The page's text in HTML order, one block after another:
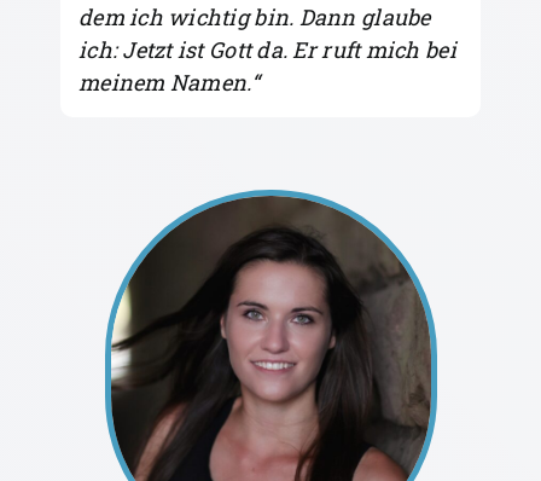
dem ich wichtig bin. Dann glaube
ich: Jetzt ist Gott da. Er ruft mich bei
meinem Namen.“